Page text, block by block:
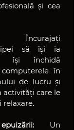
și cea
Încurajați
să își ia
își închidă
în
de lucru și
activități care le
relaxare.
Un